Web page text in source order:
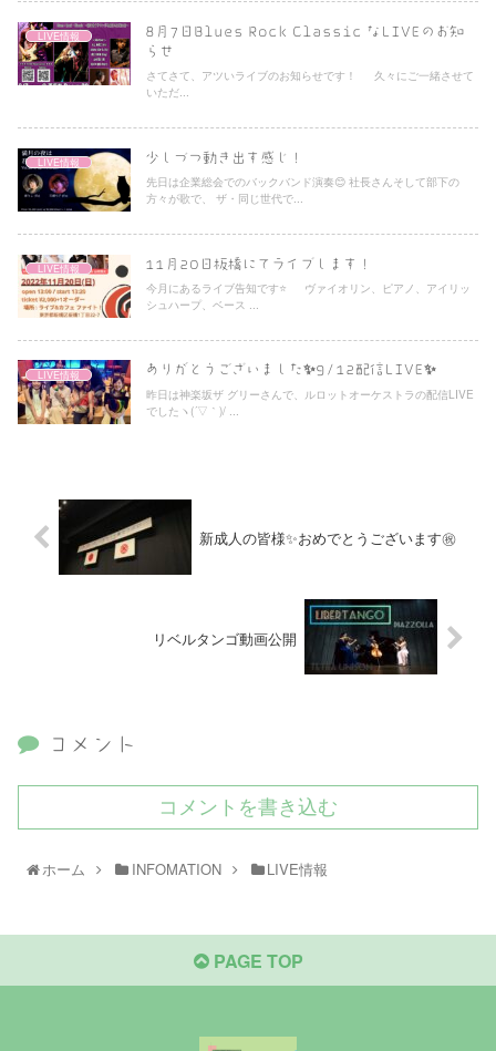
LIVE情報
8月7日Blues Rock Classic なLIVEのお知
らせ
さてさて、アツいライブのお知らせです！ 久々にご一緒させて
いただ...
LIVE情報 少しづつ動き出す感じ！
先日は企業総会でのバックバンド演奏😊 社長さんそして部下の
方々が歌で、 ザ・同じ世代で...
LIVE情報 11月20日板橋にてライブします！
今月にあるライブ告知です⭐️ ヴァイオリン、ピアノ、アイリッ
シュハープ、ベース ...
LIVE情報 ありがとうございました✨9/12配信LIVE✨
昨日は神楽坂ザ グリーさんで、ルロットオーケストラの配信LIVE
でしたヽ(´▽｀)/ ...
新成人の皆様✨おめでとうございます㊗️
リベルタンゴ動画公開
コメント
コメントを書き込む
ホーム INFOMATION LIVE情報
PAGE TOP